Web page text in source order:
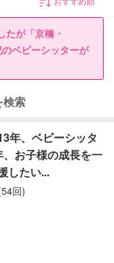
たが「京橋・
ベビーシッターが
検索
年、ベビーシッタ
、お子様の成長を一
したい...
回)